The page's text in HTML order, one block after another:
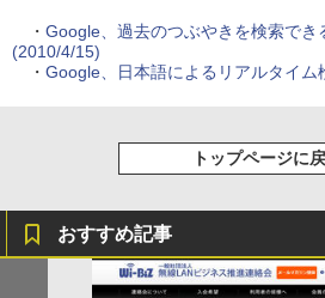
・ Google、過去のつぶやきを検索でき
(2010/4/15)
・ Google、日本語によるリアルタイ
トップページに
おすすめ記事